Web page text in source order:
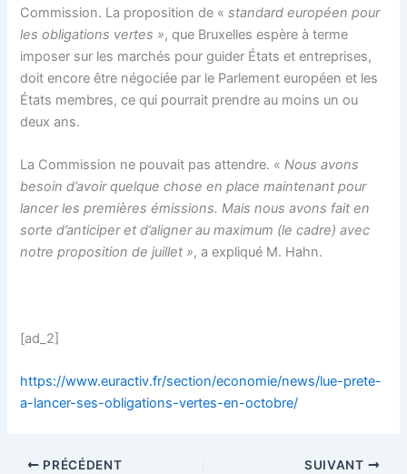
Commission. La proposition de «standard européen pour
les obligations vertes », que Bruxelles espère à terme
imposer sur les marchés pour guider États et entreprises,
doit encore être négociée par le Parlement européen et les
États membres, ce qui pourrait prendre au moins un ou
deux ans.
La Commission ne pouvait pas attendre. «Nous avons
besoin d’avoir quelque chose en place maintenant pour
lancer les premières émissions. Mais nous avons fait en
sorte d’anticiper et d’aligner au maximum (le cadre) avec
notre proposition de juillet », a expliqué M. Hahn.
[ad_2]
https://www.euractiv.fr/section/economie/news/lue-prete-
a-lancer-ses-obligations-vertes-en-octobre/
PRÉCÉDENT SUIVANT